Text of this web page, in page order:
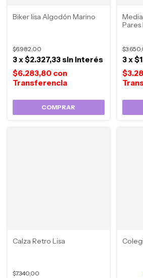
Biker lisa Algodón Marino
$6.982,00
$6.283,80 con
3x$2.327,33sin interés
COMPRAR
Pares
3x
Calza Retro Lisa
$7.340,00